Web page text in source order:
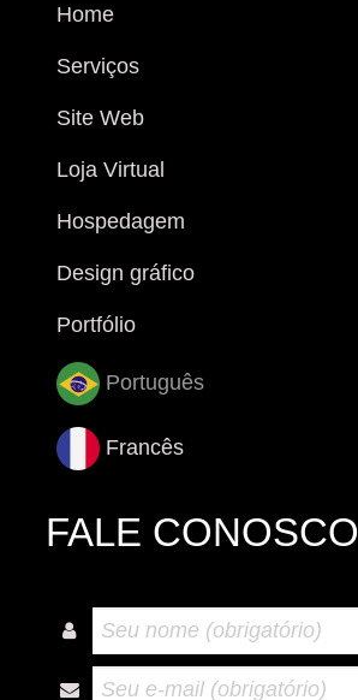
Home
Serviços
Site Web
Loja Virtual
Hospedagem
Design gráfico
Portfólio
Português
Francês
FALE CONOSCO